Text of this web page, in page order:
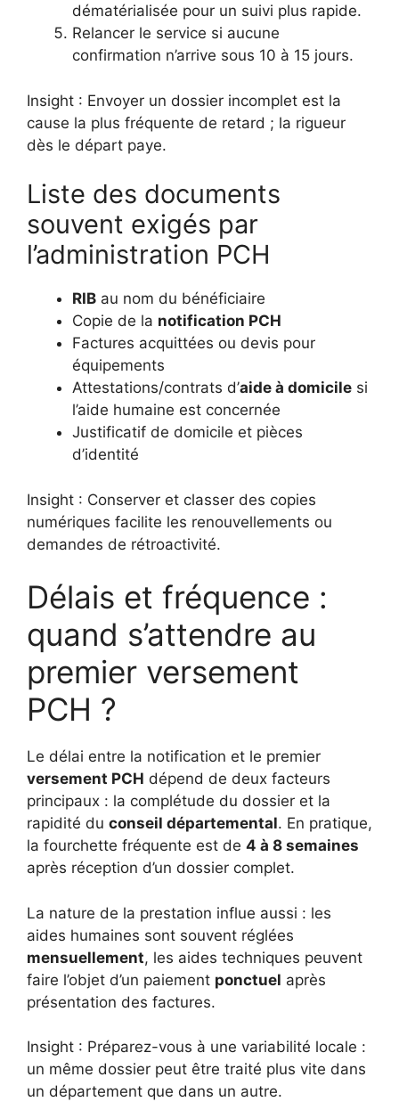
dématérialisée pour un suivi plus rapide.
Relancer le service si aucune
confirmation n’arrive sous 10 à 15 jours.
Insight : Envoyer un dossier incomplet est la
cause la plus fréquente de retard ; la rigueur
dès le départ paye.
Liste des documents
souvent exigés par
l’administration PCH
RIB au nom du bénéficiaire
Copie de la notification PCH
Factures acquittées ou devis pour
équipements
Attestations/contrats d’aide à domicile si
l’aide humaine est concernée
Justificatif de domicile et pièces
d’identité
Insight : Conserver et classer des copies
numériques facilite les renouvellements ou
demandes de rétroactivité.
Délais et fréquence :
quand s’attendre au
premier versement
PCH ?
Le délai entre la notification et le premier
versement PCH dépend de deux facteurs
principaux : la complétude du dossier et la
rapidité du conseil départemental. En pratique,
la fourchette fréquente est de 4 à 8 semaines
après réception d’un dossier complet.
La nature de la prestation influe aussi : les
aides humaines sont souvent réglées
mensuellement, les aides techniques peuvent
faire l’objet d’un paiement ponctuel après
présentation des factures.
Insight : Préparez-vous à une variabilité locale :
un même dossier peut être traité plus vite dans
un département que dans un autre.